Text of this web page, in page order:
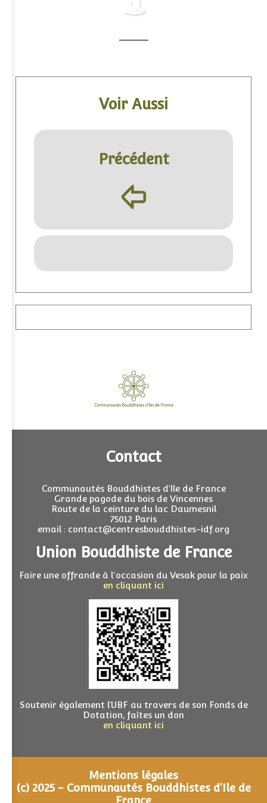
Voir Aussi
Précédent
þ
Contact
Communautés Bouddhistes d’Ile de France
Grande pagode du bois de Vincennes
Route de la ceinture du lac Daumesnil
75012 Paris
email : contact@centresbouddhistes-idf.org
Union Bouddhiste de France
Faire une offrande à l'occasion du Vesak pour la paix
en cliquant ici
Soutenir également l’UBF au travers de son Fonds de
Dotation, faîtes un don
en cliquant ici
Mentions légales
(c) 2025 - Communautés Bouddhistes d'Ile de
France